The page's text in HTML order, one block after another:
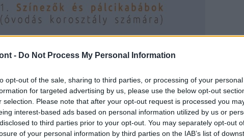
- Do Not Process My Personal Information
opt-out of the sale, sharing to third parties, or processing of your
for targeted advertising by us, please use the below opt-out
selection. Please note that after your opt-out request is processed you
interest-based ads based on personal information utilized by us or
to third parties prior to your opt-out. You may separately opt-out
of your personal information by third parties on the IAB’s list of